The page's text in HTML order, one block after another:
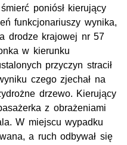
poniósł kierujący
funkcjonariuszy wynika,
drodze krajowej nr 57
w kierunku
przyczyn stracił
czego zjechał na
drzewo. Kierujący
z obrażeniami
W miejscu wypadku
a ruch odbywał się